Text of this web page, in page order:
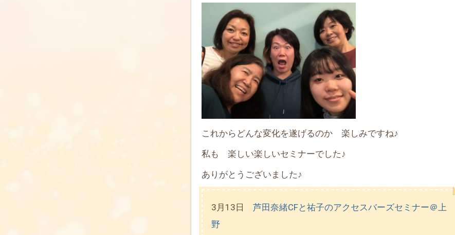
これからどんな変化を遂げるのか 楽しみですね♪
私も 楽しい楽しいセミナーでした♪
ありがとうございました♪
3月13日 芦田奈緒CFと祐子のアクセスバーズセミナー＠上
野